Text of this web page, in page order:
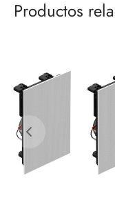
Productos